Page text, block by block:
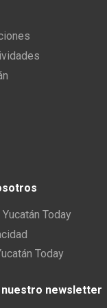
Today
Today
newsletter